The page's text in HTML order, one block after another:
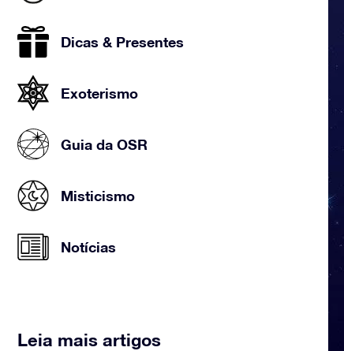
Dicas & Presentes
Exoterismo
Guia da OSR
Misticismo
Notícias
Leia mais artigos